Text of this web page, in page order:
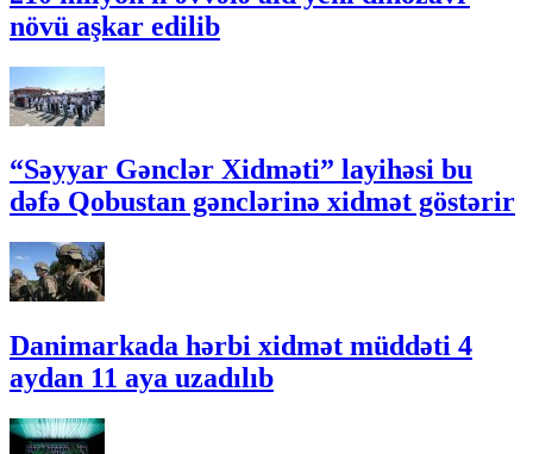
növü aşkar edilib
“Səyyar Gənclər Xidməti” layihəsi bu
dəfə Qobustan gənclərinə xidmət göstərir
Danimarkada hərbi xidmət müddəti 4
aydan 11 aya uzadılıb